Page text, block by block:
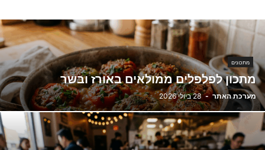
מתכונים
מתכון לפלפלים ממולאים באורז ובשר
מערכת האתר - 28 ביולי 2026